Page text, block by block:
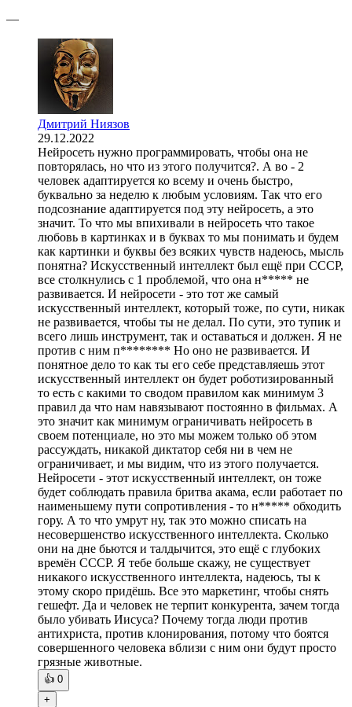
—
Дмитрий Ниязов
29.12.2022
Нейросеть нужно программировать, чтобы она не
повторялась, но что из этого получится?. А во - 2
человек адаптируется ко всему и очень быстро,
буквально за неделю к любым условиям. Так что его
подсознание адаптируется под эту нейросеть, а это
значит. То что мы впихивали в нейросеть что такое
любовь в картинках и в буквах то мы понимать и будем
как картинки и буквы без всяких чувств надеюсь, мысль
понятна? Искусственный интеллект был ещё при СССР,
все столкнулись с 1 проблемой, что она н***** не
развивается. И нейросети - это тот же самый
искусственный интеллект, который тоже, по сути, никак
не развивается, чтобы ты не делал. По сути, это тупик и
всего лишь инструмент, так и оставаться и должен. Я не
против с ним п******** Но оно не развивается. И
понятное дело то как ты его себе представляешь этот
искусственный интеллект он будет роботизированный
то есть с какими то сводом правилом как минимум 3
правил да что нам навязывают постоянно в фильмах. А
это значит как минимум ограничивать нейросеть в
своем потенциале, но это мы можем только об этом
рассуждать, никакой диктатор себя ни в чем не
ограничивает, и мы видим, что из этого получается.
Нейросети - этот искусственный интеллект, он тоже
будет соблюдать правила бритва акама, если работает по
наименьшему пути сопротивления - то н***** обходить
гору. А то что умрут ну, так это можно списать на
несовершенство искусственного интеллекта. Сколько
они на дне бьются и талдычится, это ещё с глубоких
времён СССР. Я тебе больше скажу, не существует
никакого искусственного интеллекта, надеюсь, ты к
этому скоро придёшь. Все это маркетинг, чтобы снять
гешефт. Да и человек не терпит конкурента, зачем тогда
было убивать Иисуса? Почему тогда люди против
антихриста, против клонирования, потому что боятся
совершенного человека вблизи с ним они будут просто
грязные животные.
👍 0
+